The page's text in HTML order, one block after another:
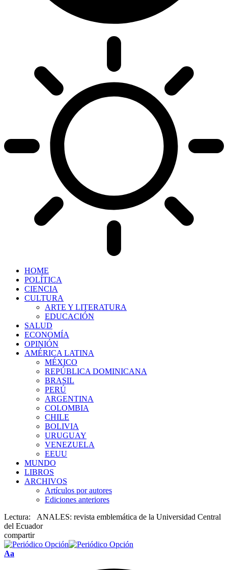
HOME
POLÍTICA
CIENCIA
CULTURA
ARTE Y LITERATURA
EDUCACIÓN
SALUD
ECONOMÍA
OPINIÓN
AMÉRICA LATINA
MÉXICO
REPÚBLICA DOMINICANA
BRASIL
PERÚ
ARGENTINA
COLOMBIA
CHILE
BOLIVIA
URUGUAY
VENEZUELA
EEUU
MUNDO
LIBROS
ARCHIVOS
Artículos por autores
Ediciones anteriores
Lectura:
ANALES: revista emblemática de la Universidad Central
del Ecuador
compartir
Font
Aa